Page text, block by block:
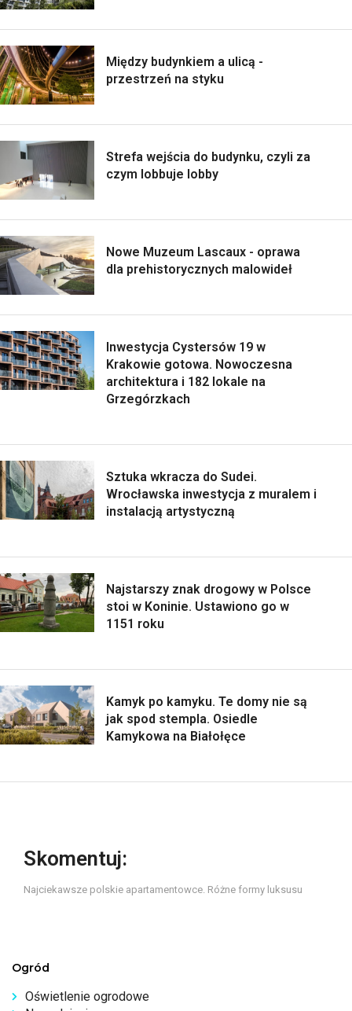
Między budynkiem a ulicą -
przestrzeń na styku
Strefa wejścia do budynku, czyli za
czym lobbuje lobby
Nowe Muzeum Lascaux - oprawa
dla prehistorycznych malowideł
Inwestycja Cystersów 19 w
Krakowie gotowa. Nowoczesna
architektura i 182 lokale na
Grzegórzkach
Sztuka wkracza do Sudei.
Wrocławska inwestycja z muralem i
instalacją artystyczną
Najstarszy znak drogowy w Polsce
stoi w Koninie. Ustawiono go w
1151 roku
Kamyk po kamyku. Te domy nie są
jak spod stempla. Osiedle
Kamykowa na Białołęce
Skomentuj:
Najciekawsze polskie apartamentowce. Różne formy luksusu
Ogród
Oświetlenie ogrodowe